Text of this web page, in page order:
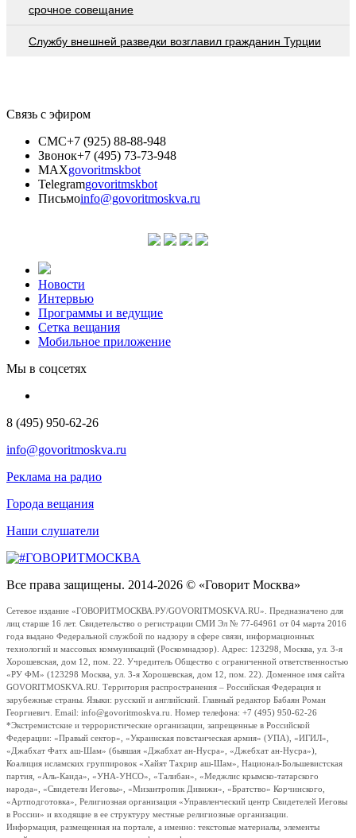
срочное совещание
Службу внешней разведки возглавил гражданин Турции
Связь с эфиром
СМС+7 (925) 88-88-948
Звонок+7 (495) 73-73-948
MAXgovoritmskbot
Telegramgovoritmskbot
Письмоinfo@govoritmoskva.ru
Новости
Интервью
Программы и ведущие
Сетка вещания
Мобильное приложение
Мы в соцсетях
8 (495) 950-62-26
info@govoritmoskva.ru
Реклама на радио
Города вещания
Наши слушатели
Все права защищены. 2014-2026 © «Говорит Москва»
Сетевое издание «ГОВОРИТМОСКВА.РУ/GOVORITMOSKVA.RU». Предназначено для
лиц старше 16 лет. Свидетельство о регистрации СМИ Эл № 77-64961 от 04 марта 2016
года выдано Федеральной службой по надзору в сфере связи, информационных
технологий и массовых коммуникаций (Роскомнадзор). Адрес: 123298, Москва, ул. 3-я
Хорошевская, дом 12, пом. 22. Учредитель Общество с ограниченной ответственностью
«РУ ФМ» (123298 Москва, ул. 3-я Хорошевская, дом 12, пом. 22). Доменное имя сайта
GOVORITMOSKVA.RU. Территория распространения – Российская Федерация и
зарубежные страны. Языки: русский и английский. Главный редактор Бабаян Роман
Георгиевич. Email: info@govoritmoskva.ru. Номер телефона: +7 (495) 950-62-26
*Экстремистские и террористические организации, запрещенные в Российской
Федерации: «Правый сектор», «Украинская повстанческая армия» (УПА), «ИГИЛ»,
«Джабхат Фатх аш-Шам» (бывшая «Джабхат ан-Нусра», «Джебхат ан-Нусра»),
Коалиция исламских группировок «Хайят Тахрир аш-Шам», Национал-Большевистская
партия, «Аль-Каида», «УНА-УНСО», «Талибан», «Меджлис крымско-татарского
народа», «Свидетели Иеговы», «Мизантропик Дивижн», «Братство» Корчинского,
«Артподготовка», Религиозная организация «Управленческий центр Свидетелей Иеговы
в России» и входящие в ее структуру местные религиозные организации.
Информация, размещенная на портале, а именно: текстовые материалы, элементы